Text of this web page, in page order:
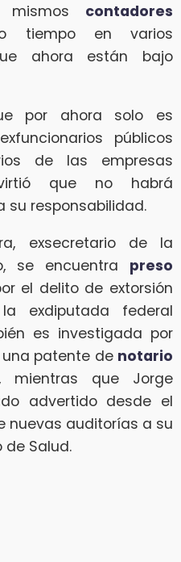
mismos contadores
tiempo en varios
ahora están bajo
por ahora solo es
públicos
de las empresas
que no habrá
su responsabilidad.
exsecretario de la
se encuentra preso
el delito de extorsión
exdiputada federal
es investigada por
patente de notario
mientras que Jorge
advertido desde el
nuevas auditorías a su
Salud.